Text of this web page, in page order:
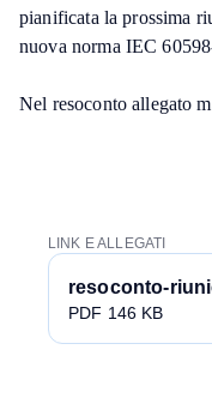
pianificata la prossima
nuova norma IEC
Nel resoconto allegato
LINK E ALLEGATI
PDF 146 KB